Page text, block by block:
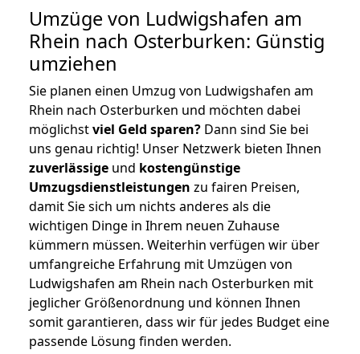
Umzüge von Ludwigshafen am
Rhein nach Osterburken: Günstig
umziehen
Sie planen einen Umzug von Ludwigshafen am
Rhein nach Osterburken und möchten dabei
möglichstviel Geld sparen? Dann sind Sie bei
uns genau richtig! Unser Netzwerk bieten Ihnen
zuverlässige und kostengünstige
Umzugsdienstleistungen zu fairen Preisen,
damit Sie sich um nichts anderes als die
wichtigen Dinge in Ihrem neuen Zuhause
kümmern müssen. Weiterhin verfügen wir über
umfangreiche Erfahrung mit Umzügen von
Ludwigshafen am Rhein nach Osterburken mit
jeglicher Größenordnung und können Ihnen
somit garantieren, dass wir für jedes Budget eine
passende Lösung finden werden.